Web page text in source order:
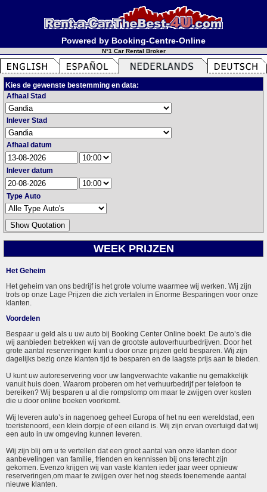
Powered by Booking-Centre-Online
N°1 Car Rental Broker
Kies de gewenste bestemming en data:
Afhaal Stad
Inlever Stad
Afhaal datum
Inlever datum
Type Auto
WEEK PRIJZEN
Het Geheim
Het geheim van ons bedrijf is het grote volume waarmee wij werken. Wij zijn
trots op onze Lage Prijzen die zich vertalen in Enorme Besparingen voor onze
klanten.
Voordelen
Bespaar u geld als u uw auto bij Booking Center Online boekt. De auto’s die
wij aanbieden betrekken wij van de grootste autoverhuurbedrijven. Door het
grote aantal reserveringen kunt u door onze prijzen geld besparen. Wij zijn
dagelijks bezig onze klanten tijd te besparen en de laagste prijs aan te bieden.
U kunt uw autoreservering voor uw langverwachte vakantie nu gemakkelijk
vanuit huis doen. Waarom proberen om het verhuurbedrijf per telefoon te
bereiken? Wij besparen u al die rompslomp om maar te zwijgen over kosten
die u door online boeken voorkomt.
Wij leveren auto’s in nagenoeg geheel Europa of het nu een wereldstad, een
toeristenoord, een klein dorpje of een eiland is. Wij zijn ervan overtuigd dat wij
een auto in uw omgeving kunnen leveren.
Wij zijn blij om u te vertellen dat een groot aantal van onze klanten door
aanbevelingen van familie, frienden en kennissen bij ons terecht zijn
gekomen. Evenzo krijgen wij van vaste klanten ieder jaar weer opnieuw
reserveringen,om maar te zwijgen over het nog steeds toenemende aantal
nieuwe klanten.